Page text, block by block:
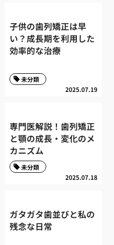
子供の歯列矯正は早
い？成長期を利用した
効率的な治療
2025.07.19
未分類
専門医解説！歯列矯正
と顎の成長・変化のメ
カニズム
2025.07.18
未分類
ガタガタ歯並びと私の
残念な日常